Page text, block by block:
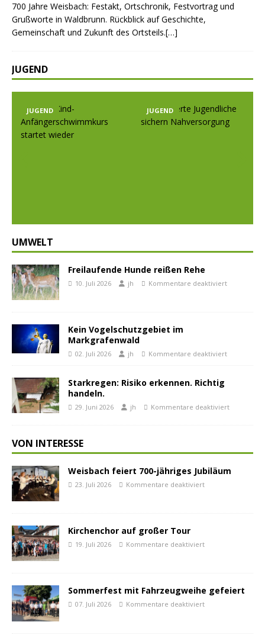
700 Jahre Weisbach: Festakt, Ortschronik, Festvortrag und
Grußworte in Waldbrunn. Rückblick auf Geschichte,
Gemeinschaft und Zukunft des Ortsteils.[…]
JUGEND
JUGEND JUGEND
UMWELT
Freilaufende Hunde reißen Rehe
10. Juli 2026 jh Kommentare deaktiviert
Kein Vogelschutzgebiet im
Markgrafenwald
02. Juli 2026 jh Kommentare deaktiviert
Starkregen: Risiko erkennen. Richtig
handeln.
29. Juni 2026 jh Kommentare deaktiviert
VON INTERESSE
Weisbach feiert 700-jähriges Jubiläum
23. Juli 2026 Kommentare deaktiviert
Kirchenchor auf großer Tour
19. Juli 2026 Kommentare deaktiviert
Sommerfest mit Fahrzeugweihe gefeiert
07. Juli 2026 Kommentare deaktiviert